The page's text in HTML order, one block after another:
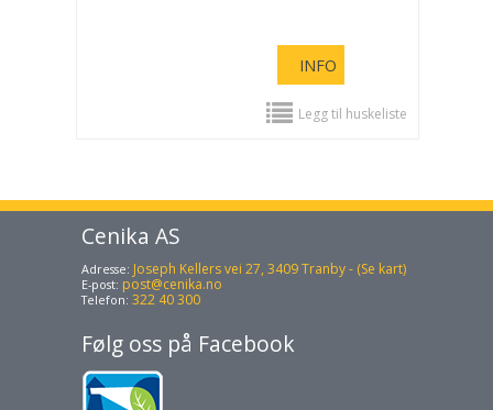
INFO
Legg til huskeliste
Cenika AS
Adresse: Joseph Kellers vei 27, 3409 Tranby - (Se kart)
E-post: post@cenika.no
Telefon: 322 40 300
Følg oss på Facebook